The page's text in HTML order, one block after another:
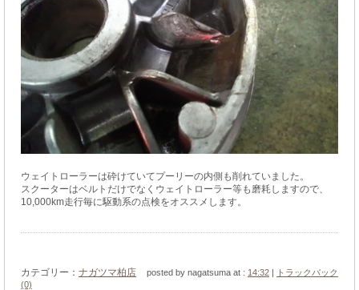
ウェイトローラーは砕けていてプーリーの内側も削れていました。
スクーターはベルトだけでなくウェイトローラー等も磨耗しますので、
10,000km走行毎に駆動系の点検をオススメします。
カテゴリー： ナガツマ柏店 posted by nagatsuma at : 14:32 |
トラックバック
(0)